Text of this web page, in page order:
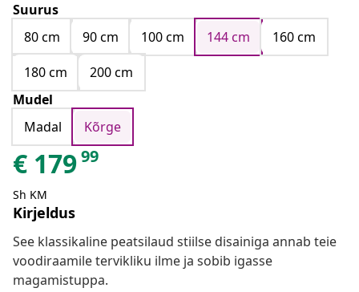
Suurus
80 cm
90 cm 100 cm 144 cm
160 cm
180 cm
200 cm
Mudel
Madal
Kõrge
€ 17999
Sh KM
Kirjeldus
See klassikaline peatsilaud stiilse disainiga annab teie
voodiraamile tervikliku ilme ja sobib igasse
magamistuppa.